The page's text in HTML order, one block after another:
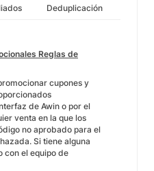
Deduplicación
Reglas de
cupones y
de Awin o por el
venta en la que los
no aprobado para el
Si tiene alguna
con el equipo de